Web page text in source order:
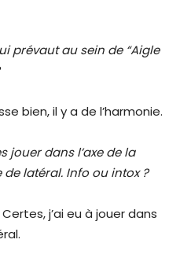
prévaut au sein de “Aigle
bien, il y a de l’harmonie.
jouer dans l’axe de la
latéral. Info ou intox ?
j’ai eu à jouer dans